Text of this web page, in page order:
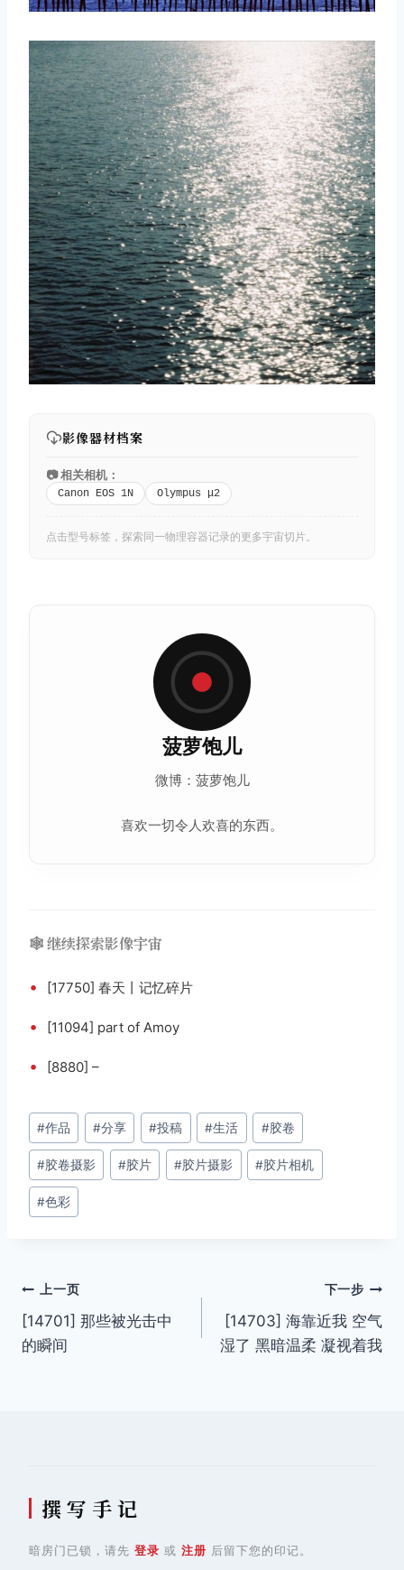
影像器材档案
📷 相关相机：
Canon EOS 1N Olympus μ2
点击型号标签，探索同一物理容器记录的更多宇宙切片。
菠萝饱儿
微博：菠萝饱儿
喜欢一切令人欢喜的东西。
🕸️ 继续探索影像宇宙
• [17750] 春天丨记忆碎片
• [11094] part of Amoy
• [8880] –
文
章
标
签：
#作品 #分享 #投稿 #生活 #胶卷
#胶卷摄影 #胶片 #胶片摄影 #胶片相机
#色彩
文
章
上一页
[14701] 那些被光击中
的瞬间
下一步
[14703] 海靠近我 空气
湿了 黑暗温柔 凝视着我
撰 写 手 记
暗房门已锁，请先 登录 或 注册 后留下您的印记。